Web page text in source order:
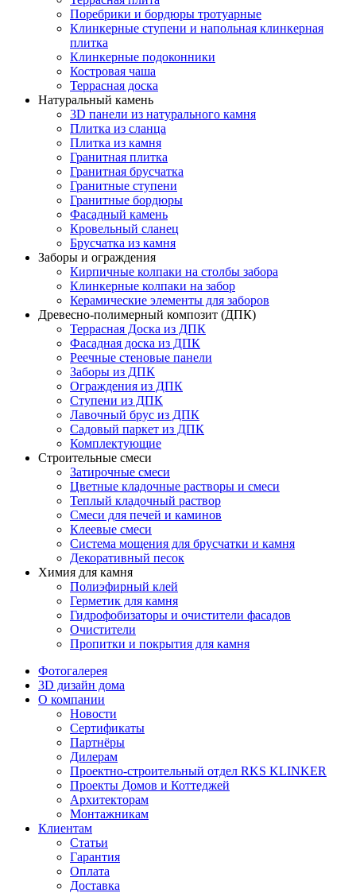
Поребрики и бордюры тротуарные
Клинкерные ступени и напольная клинкерная
плитка
Клинкерные подоконники
Костровая чаша
Террасная доска
Натуральный камень
3D панели из натурального камня
Плитка из сланца
Плитка из камня
Гранитная плитка
Гранитная брусчатка
Гранитные ступени
Гранитные бордюры
Фасадный камень
Кровельный сланец
Брусчатка из камня
Заборы и ограждения
Кирпичные колпаки на столбы забора
Клинкерные колпаки на забор
Керамические элементы для заборов
Древесно-полимерный композит (ДПК)
Террасная Доска из ДПК
Фасадная доска из ДПК
Реечные стеновые панели
Заборы из ДПК
Ограждения из ДПК
Ступени из ДПК
Лавочный брус из ДПК
Садовый паркет из ДПК
Комплектующие
Строительные смеси
Затирочные смеси
Цветные кладочные растворы и смеси
Теплый кладочный раствор
Смеси для печей и каминов
Клеевые смеси
Система мощения для брусчатки и камня
Декоративный песок
Химия для камня
Полиэфирный клей
Герметик для камня
Гидрофобизаторы и очистители фасадов
Очистители
Пропитки и покрытия для камня
Фотогалерея
3D дизайн дома
О компании
Новости
Сертификаты
Партнёры
Дилерам
Проектно-строительный отдел RKS KLINKER
Проекты Домов и Коттеджей
Архитекторам
Монтажникам
Клиентам
Статьи
Гарантия
Оплата
Доставка